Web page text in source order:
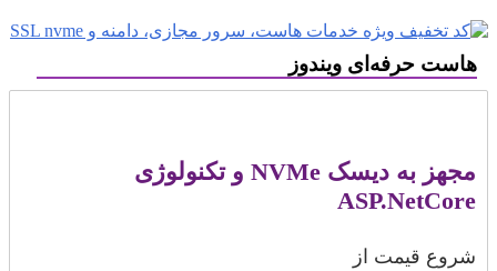
هاست حرفه‌ای ویندوز
مجهز به دیسک NVMe و تکنولوژی
ASP.NetCore
شروع قیمت از